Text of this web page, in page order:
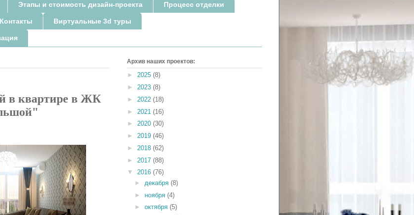
Этапы и стоимость дизайн-проекта Процесс отделки
Контакты Виртуальные 3d туры
в квартире в ЖК
Архив наших проектов:
► 2025 (8)
► 2023 (8)
► 2022 (18)
► 2021 (16)
► 2020 (30)
► 2019 (46)
► 2018 (62)
► 2017 (88)
▼ 2016 (76)
► декабря(8)
► ноября(4)
►октября(5)